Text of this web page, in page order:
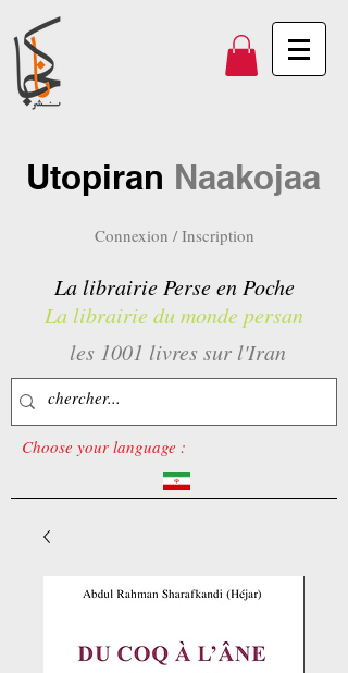
Utopiran Naakojaa
Connexion / Inscription
La librairie Perse en Poche
La librairie du monde persan
les 1001 livres sur l'Iran
Choose your language :